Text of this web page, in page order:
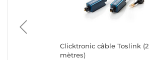
Clicktronic câble Toslink (2
mètres)